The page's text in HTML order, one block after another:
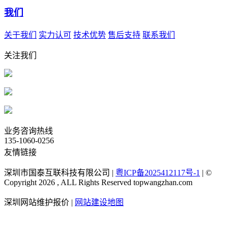
我们
关于我们 实力认可 技术优势 售后支持 联系我们
关注我们
业务咨询热线
135-1060-0256
友情链接
深圳市国泰互联科技有限公司 | 粤ICP备2025412117号-1 | ©
Copyright 2026 , ALL Rights Reserved topwangzhan.com
深圳网站维护报价 | 网站建设地图